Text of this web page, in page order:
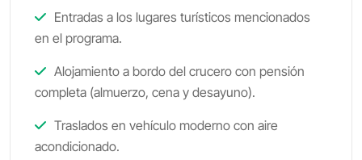
Entradas a los lugares turísticos mencionados
en el programa.
Alojamiento a bordo del crucero con pensión
completa (almuerzo, cena y desayuno).
Traslados en vehículo moderno con aire
acondicionado.